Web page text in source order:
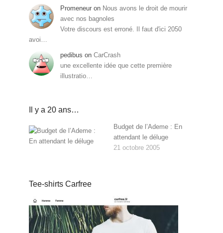
Promeneur on Nous avons le droit de mourir
avec nos bagnoles
Votre discours est erroné. Il faut d'ici 2050
avoi…
pedibus on CarCrash
une excellente idée que cette première
illustratio…
Il y a 20 ans…
Budget de l’Ademe : En
attendant le déluge
21 octobre 2005
Tee-shirts Carfree